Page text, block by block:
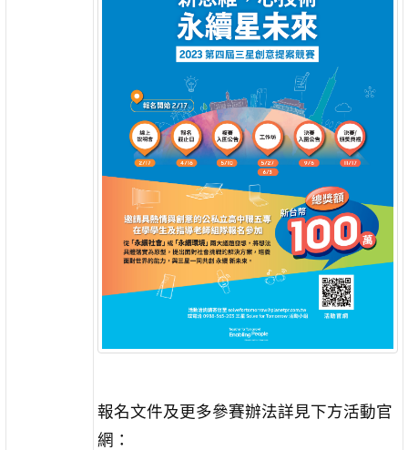
報名文件及更多參賽辦法詳見下方活動官
網：